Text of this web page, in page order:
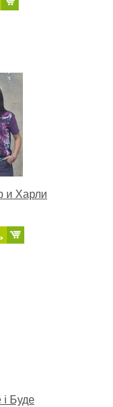
и Харли
Буде